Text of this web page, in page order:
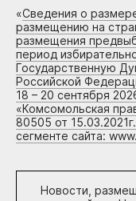
«Сведения о
размещению на
размещения
период
Государственную
Российской
18 – 20 сентября
«Комсомольская
80505 от
сегменте сайта:
Новости,